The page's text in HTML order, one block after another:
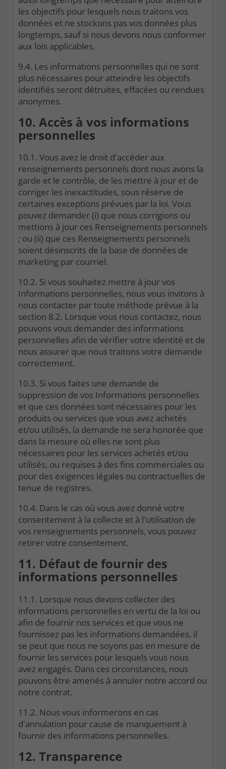
les objectifs pour lesquels nous traitons vos
données et ne stockons pas vos données plus
longtemps, sauf si nous devons nous conformer
aux lois applicables.
9.4. Les informations personnelles qui ne sont
plus nécessaires pour atteindre les objectifs
identifiés seront détruites, effacées ou rendues
anonymes.
10. Accès à vos informations
personnelles
10.1. Vous avez le droit d'accéder aux
renseignements personnels dont nous avons la
garde et le contrôle, de les mettre à jour et de
corriger les inexactitudes, sous réserve de
certaines exceptions prévues par la loi. Vous
pouvez demander (i) que nous corrigions ou
mettions à jour ces Renseignements personnels
; ou (ii) que ces Renseignements personnels
soient désinscrits de la base de données de
marketing par courriel.
10.2. Si vous souhaitez mettre à jour vos
Informations personnelles, nous vous invitons à
nous contacter par toute méthode prévue à la
section 8.2. Lorsque vous nous contactez, nous
pouvons vous demander des informations
personnelles afin de vérifier votre identité et de
nous assurer que nous traitons votre demande
correctement.
10.3. Si vous faites une demande de
suppression de vos Informations personnelles
et que ces données sont nécessaires pour les
produits ou services que vous avez achetés
et/ou utilisés, la demande ne sera honorée que
dans la mesure où elles ne sont plus
nécessaires pour les services achetés et/ou
utilisés, ou requises à des fins commerciales ou
pour des exigences légales ou contractuelles de
tenue de registres.
10.4. Dans le cas où vous avez donné votre
consentement à la collecte et à l'utilisation de
vos renseignements personnels, vous pouvez
retirer votre consentement.
11. Défaut de fournir des
informations personnelles
11.1. Lorsque nous devons collecter des
informations personnelles en vertu de la loi ou
afin de fournir nos services et que vous ne
fournissez pas les informations demandées, il
se peut que nous ne soyons pas en mesure de
fournir les services pour lesquels vous nous
avez engagés. Dans ces circonstances, nous
pouvons être amenés à annuler notre accord ou
notre contrat.
11.2. Nous vous informerons en cas
d'annulation pour cause de manquement à
fournir des informations personnelles.
12. Transparence